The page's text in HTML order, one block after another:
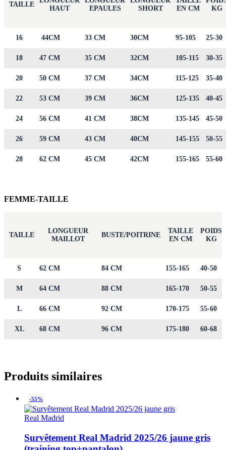
TAILLE
HAUT
EPAULES
SHORT
EN CM
KG
16 44CM 33 CM 30CM 95-105 25-30
18 47 CM 35 CM 32CM 105-115 30-35
20 50 CM 37 CM 34CM 115-125 35-40
22 53 CM 39 CM 36CM 125-135 40-45
24 56 CM 41 CM 38CM 135-145 45-50
26 59 CM 43 CM 40CM 145-155 50-55
28 62 CM 45 CM 42CM 155-165 55-60
FEMME-TAILLE
TAILLE
LONGUEUR
MAILLOT
BUSTE/POITRINE
TAILLE
EN CM
POIDS
KG
S 62 CM 84 CM 155-165 40-50
M 64 CM 88 CM 165-170 50-55
L 66 CM 92 CM 170-175 55-60
XL 68 CM 96 CM 175-180 60-68
Produits similaires
-55%
Real Madrid
Survêtement Real Madrid 2025/26 jaune gris